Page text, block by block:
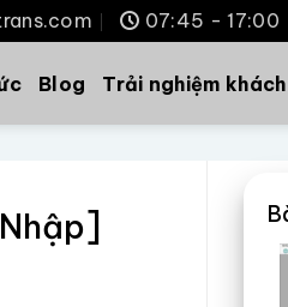
07:45 - 17:00
Blog Trải nghiệm